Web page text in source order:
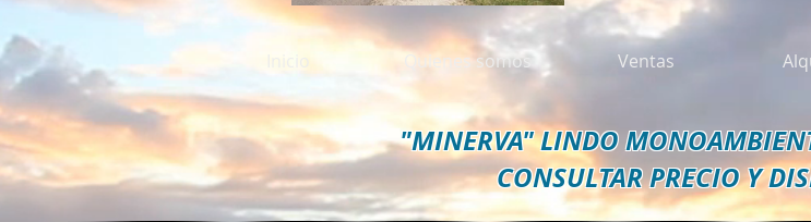
"MINERVA" LINDO
CONSULTAR PRECIO Y
Quienes somos Ventas